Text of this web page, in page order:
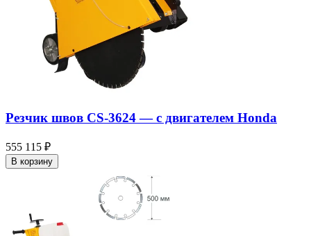
Резчик швов CS-3624 — c двигателем Honda
555 115 ₽
В корзину